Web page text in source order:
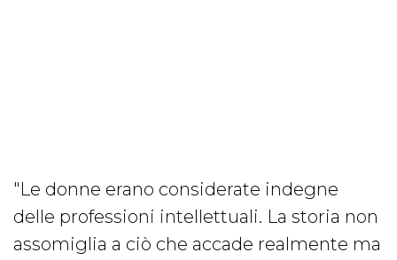
"Le donne erano considerate indegne
delle professioni intellettuali. La storia non
assomiglia a ciò che accade realmente ma